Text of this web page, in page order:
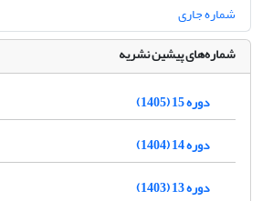
شماره جاری
شماره‌های پیشین نشریه
دوره 15 (1405)
دوره 14 (1404)
دوره 13 (1403)